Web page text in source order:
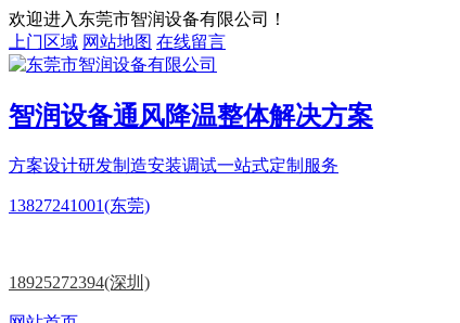
欢迎进入东莞市智润设备有限公司！
上门区域 网站地图 在线留言
智润设备通风降温整体解决方案
方案设计研发制造安装调试一站式定制服务
13827241001(东莞)
18925272394(深圳)